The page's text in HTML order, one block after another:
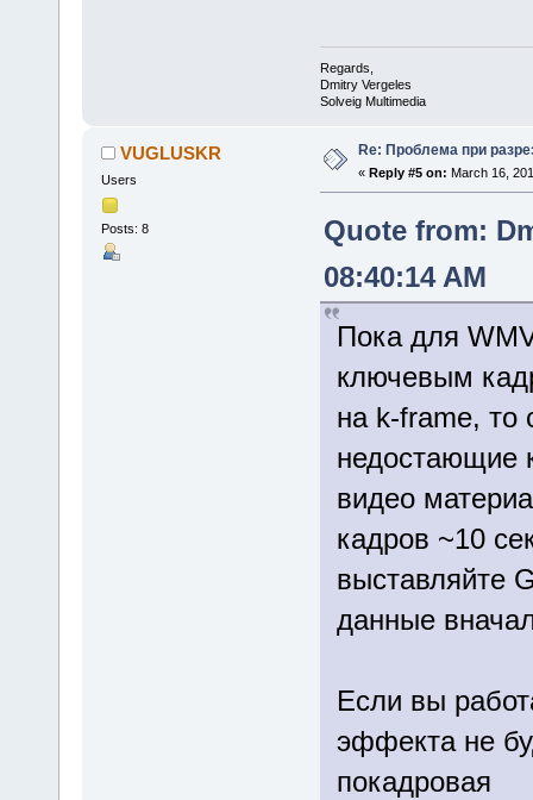
Regards,
Dmitry Vergeles
Solveig Multimedia
VUGLUSKR
Users
Posts: 8
Re: Проблема при
« Reply #5 on: March 16,
Quote from:
08:40:14 AM
Пока для
ключевым
на k-frame, то
недостающие
видео
кадров ~10
выставляйте
данные
Если вы
эффекта не
покадровая